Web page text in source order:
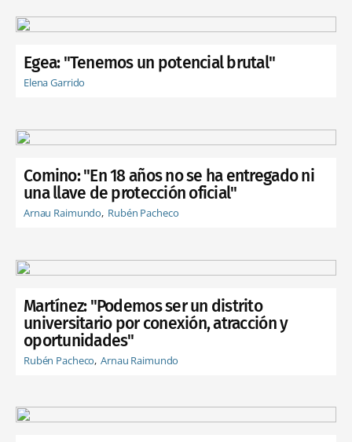
Egea: "Tenemos un potencial brutal"
Elena Garrido
Comino: "En 18 años no se ha entregado ni
una llave de protección oficial"
Arnau Raimundo Rubén Pacheco
Martínez: "Podemos ser un distrito
universitario por conexión, atracción y
oportunidades"
Rubén Pacheco Arnau Raimundo